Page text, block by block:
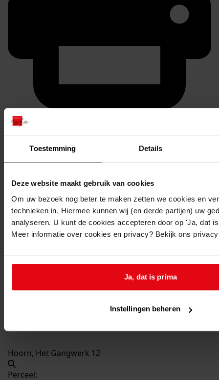
Toestemming Details
Deze website maakt gebruik van cookies
Om uw bezoek nog beter te maken zetten we cookies en
technieken in. Hiermee kunnen wij (en derde partijen) uw
analyseren. U kunt de cookies accepteren door op 'Ja, dat
Meer informatie over cookies en privacy? Bekijk ons
Ja, dat is prima
Instellingen beheren
Printen
duurzaam webadres
Inventaris
1001 - 2000
1531 Bouwen van een garage, 1993
1993
Hoorn, Het Gangwerk 12
Perceel: